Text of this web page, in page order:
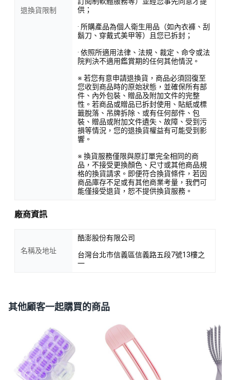
退換貨限制
供；
· 所購產品為個人衛生用品（如內衣褲、刮
鬍刀、穿戴式美甲等）且您已拆封；
· 依照所適用法律、法規、裁定、命令或法
院判決不適用鑑賞期的任何其他情況。
※ 若您有意申請退換貨，商品必須回復至
您收到商品時的原始狀態，並確保所有部
件、內外包裝、贈品及附加文件的完整
性。若商品或贈品已拆封使用、貼紙或標
籤脫落、吊牌拆除、或有任何部件、包
裝、贈品或附加文件遺失、故障、受到污
損等情況，您的退換貨權益有可能受到影
響。
※ 換貨服務僅限與原訂單完全相同的商
品，不接受更換顏色、尺寸或其他商品規
格的換貨請求。即便符合換貨條件，若因
商品庫存不足或有其他商業考量，我們可
能僅接受退貨，恕不提供換貨服務。
廠商資訊
名稱及地址
酷澎股份有限公司
台灣台北市信義區信義路五段7號13樓之
一
其他顧客一起購買的商品